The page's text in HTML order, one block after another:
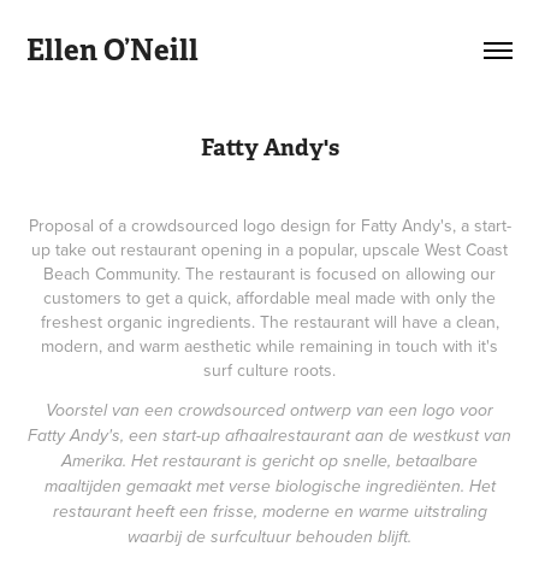
Ellen O’Neill
Fatty Andy's
Proposal of a crowdsourced logo design for Fatty Andy's, a start-
up take out restaurant opening in a popular, upscale West Coast
Beach Community. The restaurant is focused on allowing our
customers to get a quick, affordable meal made with only the
freshest organic ingredients. The restaurant will have a clean,
modern, and warm aesthetic while remaining in touch with it's
surf culture roots.
Voorstel van een crowdsourced ontwerp van een logo voor
Fatty Andy's, een start-up afhaalrestaurant aan de westkust van
Amerika. Het restaurant is gericht op snelle, betaalbare
maaltijden gemaakt met verse biologische ingrediënten. Het
restaurant heeft een frisse, moderne en warme uitstraling
waarbij de surfcultuur behouden blijft.